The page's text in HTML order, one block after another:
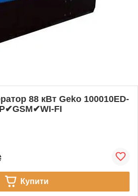
88 кВт Geko 100010ED-
FI
Купити